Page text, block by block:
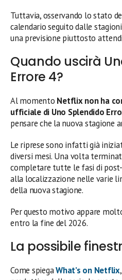
Tuttavia, osservando lo stato
calendario seguito dalle
una previsione piuttosto
Quando uscirà
Errore 4?
Al momento Netflix non ha
ufficiale di Uno Splendido
pensare che la nuova stagione
Le riprese sono infatti già
diversi mesi. Una volta
completare tutte le fasi di
alla localizzazione nelle varie
della nuova stagione.
Per questo motivo appare
entro la fine del 2026.
La possibile
Come spiegaWhat’s on Netflix